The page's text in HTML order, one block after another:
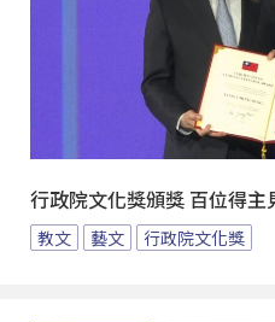
行政院文化獎頒獎 百位得主
教文 藝文 行政院文化獎